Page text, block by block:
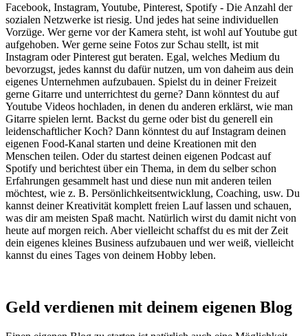
Facebook, Instagram, Youtube, Pinterest, Spotify - Die Anzahl der
sozialen Netzwerke ist riesig. Und jedes hat seine individuellen
Vorzüge. Wer gerne vor der Kamera steht, ist wohl auf Youtube gut
aufgehoben. Wer gerne seine Fotos zur Schau stellt, ist mit
Instagram oder Pinterest gut beraten. Egal, welches Medium du
bevorzugst, jedes kannst du dafür nutzen, um von daheim aus dein
eigenes Unternehmen aufzubauen. Spielst du in deiner Freizeit
gerne Gitarre und unterrichtest du gerne? Dann könntest du auf
Youtube Videos hochladen, in denen du anderen erklärst, wie man
Gitarre spielen lernt. Backst du gerne oder bist du generell ein
leidenschaftlicher Koch? Dann könntest du auf Instagram deinen
eigenen Food-Kanal starten und deine Kreationen mit den
Menschen teilen. Oder du startest deinen eigenen Podcast auf
Spotify und berichtest über ein Thema, in dem du selber schon
Erfahrungen gesammelt hast und diese nun mit anderen teilen
möchtest, wie z. B. Persönlichkeitsentwicklung, Coaching, usw. Du
kannst deiner Kreativität komplett freien Lauf lassen und schauen,
was dir am meisten Spaß macht. Natürlich wirst du damit nicht von
heute auf morgen reich. Aber vielleicht schaffst du es mit der Zeit
dein eigenes kleines Business aufzubauen und wer weiß, vielleicht
kannst du eines Tages von deinem Hobby leben.
Geld verdienen mit deinem eigenen Blog